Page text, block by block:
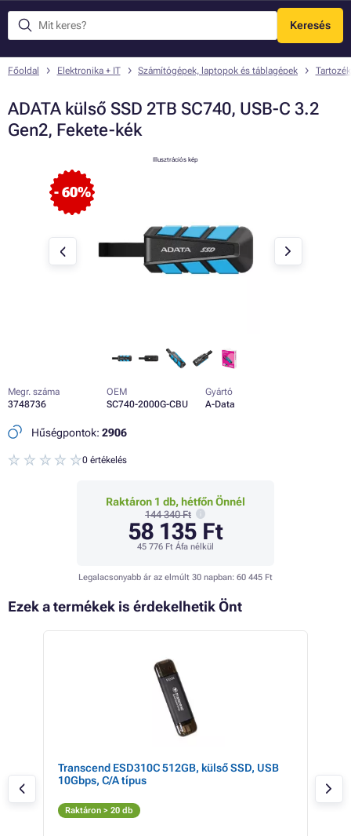
Keresés
Menü
Főoldal Elektronika + IT Számítógépek, laptopok és táblagépek
ADATA külső SSD 2TB SC740, USB-C 3.2
Gen2, Fekete-kék
- 60%
Illusztrációs kép
Megr. száma
3748736
OEM
SC740-2000G-CBU
Gyártó
A-Data
Hűségpontok: 2906
0 értékelés
Raktáron 1 db, hétfőn Önnél
144 340 Ft
58 135 Ft
45 776 Ft Áfa nélkül
Legalacsonyabb ár az elmúlt 30 napban: 60 445 Ft
Ezek a termékek is érdekelhetik Önt
Transcend ESD310C 512GB, külső SSD, USB
10Gbps, C/A típus
Raktáron > 20 db